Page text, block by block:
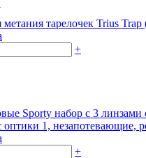
тарелочек Trius Trap
+
Sporty набор с 3
оптики 1, незапотевающие,
+